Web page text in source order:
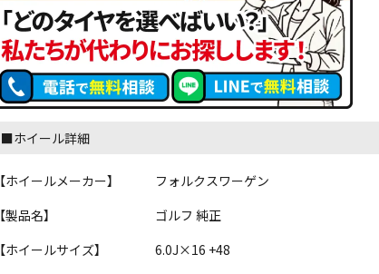
■ホイール詳細
【ホイールメーカー】
フォルクスワーゲン
【製品名】
ゴルフ 純正
【ホイールサイズ】
6.0J×16 +48